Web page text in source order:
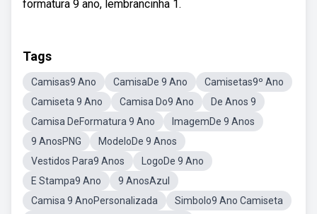
formatura 9 ano, lembrancinha 1.
Tags
Camisas9 Ano CamisaDe 9 Ano
Camisetas9º Ano
Camiseta 9 Ano
Camisa Do9 Ano
De Anos 9
Camisa DeFormatura 9 Ano
ImagemDe 9 Anos
9 AnosPNG
ModeloDe 9 Anos
Vestidos Para9 Anos
LogoDe 9 Ano
E Stampa9 Ano
9 AnosAzul
Camisa 9 AnoPersonalizada
Simbolo9 Ano Camiseta